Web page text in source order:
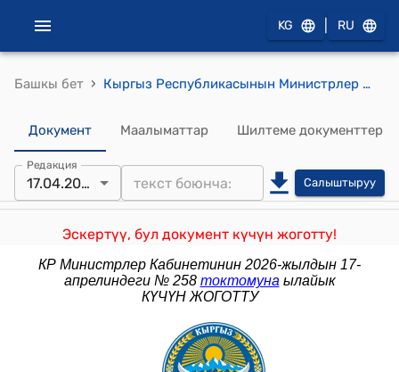
KG RU
Башкы бет › Кыргыз Республикасынын Министрлер Кабинетинин 2025-жылдын 4-февралындагы № 56 "Кыргыз Республикасынын Министрлер Кабинетинин 2024-жылдын 22-февралындагы № 79 "Кыргыз Республикасынын мамлекеттик жана муниципалдык жалпы билим берүү уюмдарынын жетекчилерин конкурстук тандоо тартиби жөнүндө жобону бекитүү тууралуу" токтомуна өзгөртүүлөрдү киргизүү жөнүндө" токтому
Документ Маалыматтар Шилтеме документтер
Редакция
17.04.2026 Салыштыруу
Эскертүү, бул документ күчүн жоготту!